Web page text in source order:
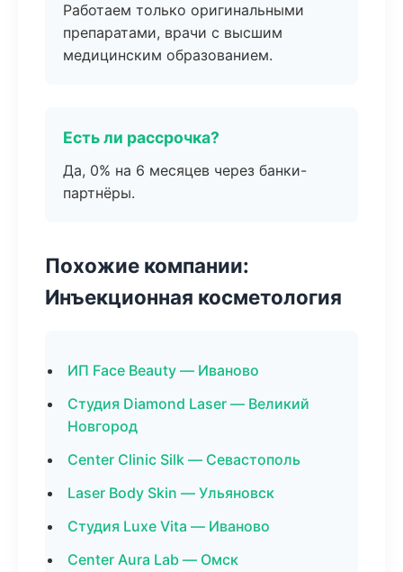
Работаем только оригинальными
препаратами, врачи с высшим
медицинским образованием.
Есть ли рассрочка?
Да, 0% на 6 месяцев через банки-
партнёры.
Похожие компании:
Инъекционная косметология
ИП Face Beauty — Иваново
Студия Diamond Laser — Великий
Новгород
Center Clinic Silk — Севастополь
Laser Body Skin — Ульяновск
Студия Luxe Vita — Иваново
Center Aura Lab — Омск